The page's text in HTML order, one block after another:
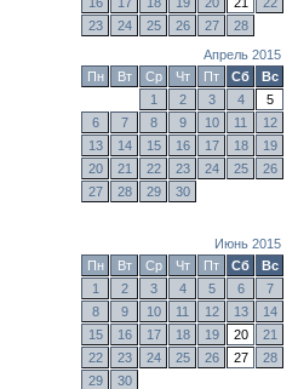
23
24 25 26 27
28
Апрель 2015
Пн
Вт Ср Чт Пт Сб
Вс
1
2 3 4
5
6
7 8 9 10 11
12
13
14 15 16 17 18
19
20
21 22 23 24 25
26
27
28 29 30
Июнь 2015
Пн
Вт Ср Чт Пт Сб
Вс
1
2 3 4 5 6
7
8
9 10 11 12 13
14
15
16 17 18 19 20
21
22
23 24 25 26 27
28
29
30